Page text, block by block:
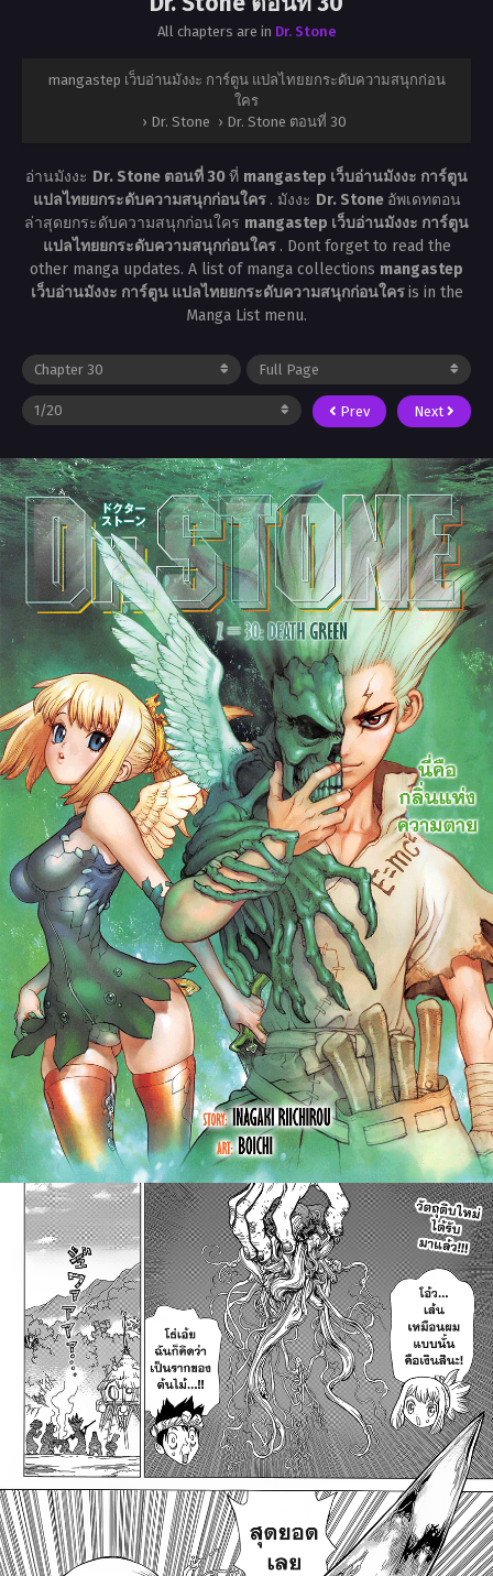
All chapters are in Dr. Stone
mangastep เว็บอ่านมังงะ การ์ตูน แปลไทยยกระดับความสนุกก่อน
ใคร
› Dr. Stone › Dr. Stone ตอนที่ 30
อ่านมังงะ Dr. Stone ตอนที่ 30ที่ mangastep เว็บอ่านมังงะ การ์ตูน
แปลไทยยกระดับความสนุกก่อนใคร . มังงะ Dr. Stone อัพเดทตอน
ล่าสุดยกระดับความสนุกก่อนใคร mangastep เว็บอ่านมังงะ การ์ตูน
แปลไทยยกระดับความสนุกก่อนใคร . Dont forget to read the
other manga updates. A list of manga collections mangastep
เว็บอ่านมังงะ การ์ตูน แปลไทยยกระดับความสนุกก่อนใครis in the
Manga List menu.
Prev Next